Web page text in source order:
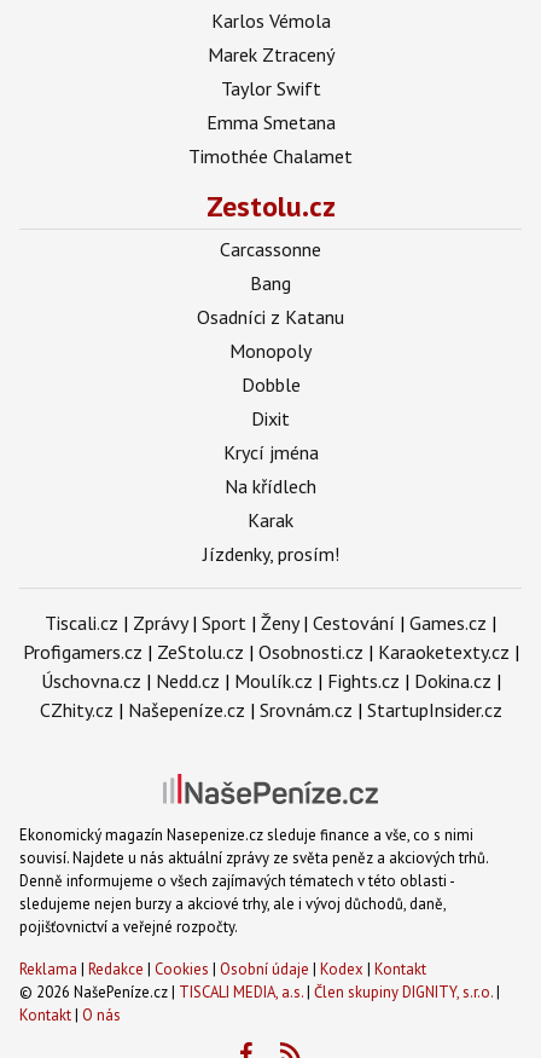
Karlos Vémola
Marek Ztracený
Taylor Swift
Emma Smetana
Timothée Chalamet
Zestolu.cz
Carcassonne
Bang
Osadníci z Katanu
Monopoly
Dobble
Dixit
Krycí jména
Na křídlech
Karak
Jízdenky, prosím!
Tiscali.cz | Zprávy| Sport | Ženy| Cestování | Games.cz |
Profigamers.cz | ZeStolu.cz | Osobnosti.cz | Karaoketexty.cz |
Úschovna.cz | Nedd.cz | Moulík.cz | Fights.cz | Dokina.cz |
CZhity.cz | Našepeníze.cz | Srovnám.cz | StartupInsider.cz
Ekonomický magazín Nasepenize.cz sleduje finance a vše, co s nimi
souvisí. Najdete u nás aktuální zprávy ze světa peněz a akciových trhů.
Denně informujeme o všech zajímavých tématech v této oblasti -
sledujeme nejen burzy a akciové trhy, ale i vývoj důchodů, daně,
pojišťovnictví a veřejné rozpočty.
Reklama | Redakce | Cookies | Osobní údaje | Kodex | Kontakt
© 2026 NašePeníze.cz | TISCALI MEDIA, a.s.| Člen skupiny DIGNITY, s.r.o.|
Kontakt| O nás